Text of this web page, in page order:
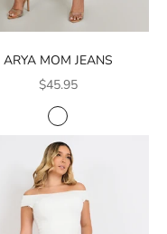
opciones
ARYA MOM JEANS
Precio de oferta
$45.95
COLOR
BLANCO